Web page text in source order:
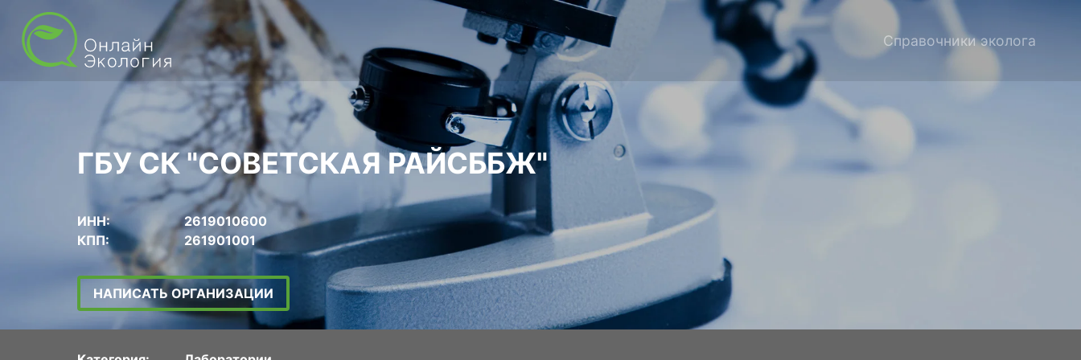
Справочники эколога
ГБУ СК "СОВЕТСКАЯ РАЙСББЖ"
ИНН:
2619010600
КПП:
261901001
НАПИСАТЬ ОРГАНИЗАЦИИ